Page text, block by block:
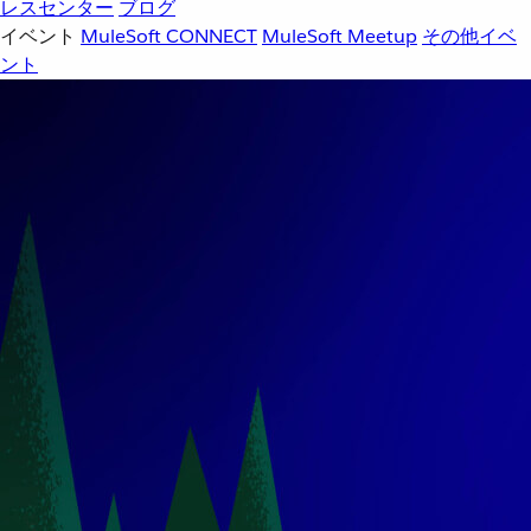
レスセンター ブログ
イベント MuleSoft CONNECT MuleSoft Meetup その他イベ
ント